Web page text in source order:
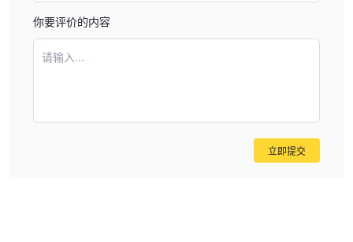
你要评价的内容
请输入...
立即提交